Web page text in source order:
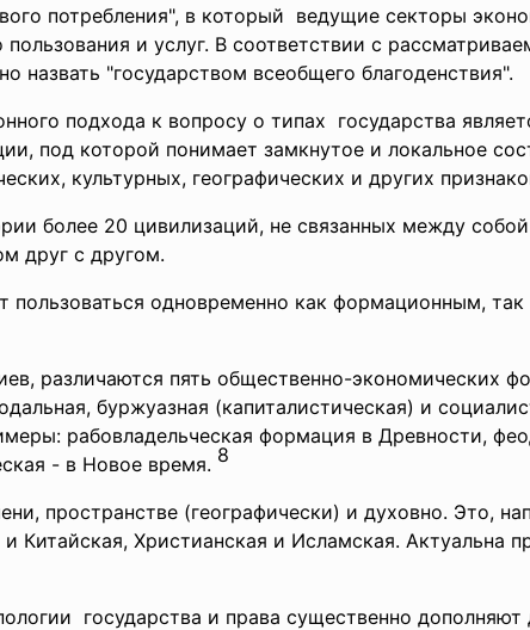
потребления", в который ведущие секторы
и услуг. В соответствии с
назвать "государством всеобщего благоденствия".
подхода к вопросу о типах государства
под которой понимает замкнутое и локальное
культурных, географических и других
более 20 цивилизаций, не связанных между
друг с другом.
пользоваться одновременно как формационным,
различаются пять общественно-экономических
буржуазная (капиталистическая) и
рабовладельческая формация в Древности,
- в Новое время. 8
пространстве (географически) и духовно. Это,
Китайская, Христианская и Исламская. Актуальна
государства и права существенно дополняют